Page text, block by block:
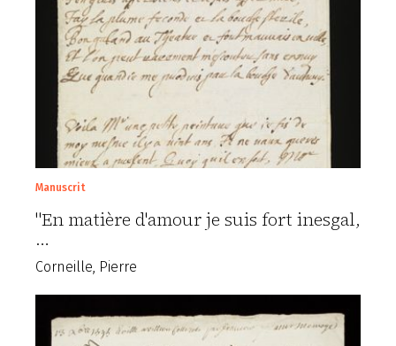
Manuscrit
"En matière d'amour je suis fort inesgal,
…
Corneille, Pierre